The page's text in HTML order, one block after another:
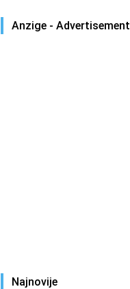
Anzige - Advertisement
Najnovije